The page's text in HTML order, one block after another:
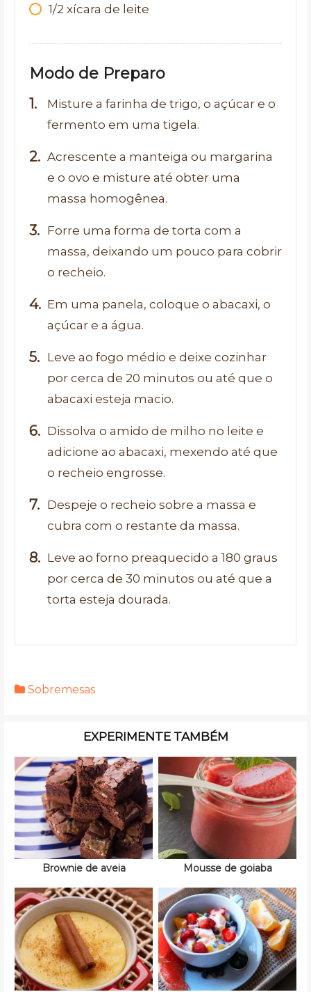
1/2 xícara de leite
Modo de Preparo
Misture a farinha de trigo, o açúcar e o
fermento em uma tigela.
Acrescente a manteiga ou margarina
e o ovo e misture até obter uma
massa homogênea.
Forre uma forma de torta com a
massa, deixando um pouco para cobrir
o recheio.
Em uma panela, coloque o abacaxi, o
açúcar e a água.
Leve ao fogo médio e deixe cozinhar
por cerca de 20 minutos ou até que o
abacaxi esteja macio.
Dissolva o amido de milho no leite e
adicione ao abacaxi, mexendo até que
o recheio engrosse.
Despeje o recheio sobre a massa e
cubra com o restante da massa.
Leve ao forno preaquecido a 180 graus
por cerca de 30 minutos ou até que a
torta esteja dourada.
Sobremesas
EXPERIMENTE TAMBÉM
Brownie de aveia Mousse de goiaba